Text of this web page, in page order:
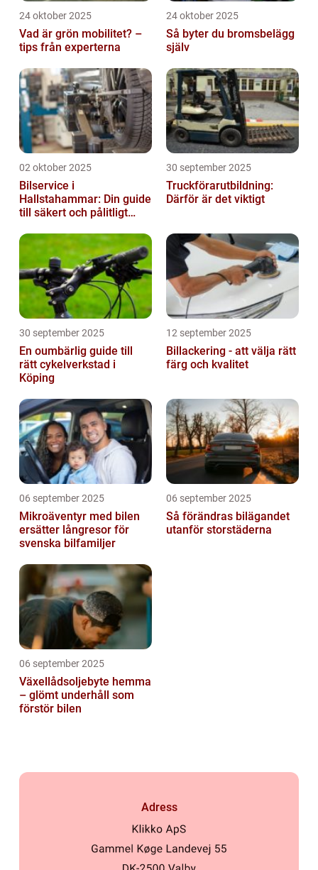
24 oktober 2025
Vad är grön mobilitet? –
tips från experterna
24 oktober 2025
Så byter du bromsbelägg
själv
02 oktober 2025
Bilservice i
Hallstahammar: Din guide
till säkert och pålitligt
30 september 2025
Truckförarutbildning:
Därför är det viktigt
30 september 2025
En oumbärlig guide till
rätt cykelverkstad i
Köping
12 september 2025
Billackering - att välja rätt
färg och kvalitet
06 september 2025
Mikroäventyr med bilen
ersätter långresor för
svenska bilfamiljer
06 september 2025
Så förändras bilägandet
utanför storstäderna
06 september 2025
Växellådsoljebyte hemma
– glömt underhåll som
förstör bilen
Adress